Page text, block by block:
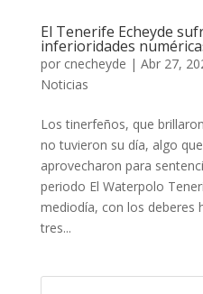
El Tenerife Echeyde
inferioridades
por cnecheyde | Abr 27,
Noticias
Los tinerfeños, que
no tuvieron su día, algo
aprovecharon para
periodo El Waterpolo
mediodía, con los deberes
tres...